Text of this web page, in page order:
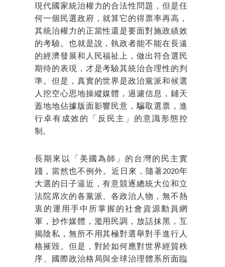
現代國家統治權力的合法性問題，但是任
何一個民選政府，就算它的得票率再高，
其統治權力的正當性還是要面對施政績效
的考驗。也就是說，執政者能不能在長遠
的經濟發展和人民福祉上，做出符合選民
期待的表現，才是考驗其統治合理性的判
準。但是，真實的世界是政治黨派和候選
人挖空心思地操縱媒體，過濾信息，鋪天
蓋地地佔據版面影響民意，騙取選票，進
行卓有成效的「反民主」的意識形態控
制。
長期來以「美國為師」的台灣的民主實
踐，當然也不例外。近日來，隨著2020年
大選的日子逼近，有意競逐總統大位和立
法院席次的各黨派、各政治人物，無不熱
衷的運用手中所掌握的社會資源動員網
軍，抄作媒體，濫用民調，放話抹黑，互
揭陰私，無所不用其極對選舉對手進行人
格摧毀。但是，對於如何應對世界經貿秩
序、國際政治格局與全球治理體系所面臨